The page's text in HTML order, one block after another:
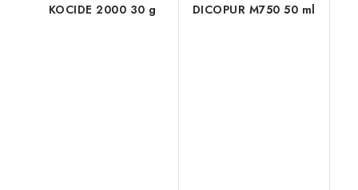
KOCIDE 2000 30 g DICOPUR M750 50 ml